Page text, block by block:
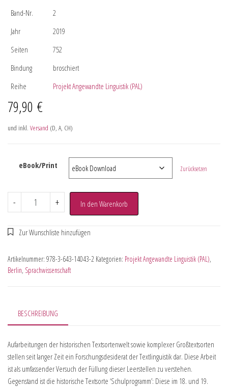
Band-Nr.
2
Jahr
2019
Seiten
752
Bindung
broschiert
Reihe
Projekt Angewandte Linguistik (PAL)
79,90 €
und inkl. Versand (D, A, CH)
eBook/Print Zurücksetzen
- + In den Warenkorb
Artikelnummer: 978-3-643-14043-2 Kategorien: Projekt Angewandte Linguistik (PAL),
Berlin, Sprachwissenschaft
BESCHREIBUNG
Aufarbeitungen der historischen Textsortenwelt sowie komplexer Großtextsorten
stellen seit langer Zeit ein Forschungsdesiderat der Textlinguistik dar. Diese Arbeit
ist als umfassender Versuch der Füllung dieser Leerstellen zu verstehen.
Gegenstand ist die historische Textsorte ‘Schulprogramm’: Diese im 18. und 19.